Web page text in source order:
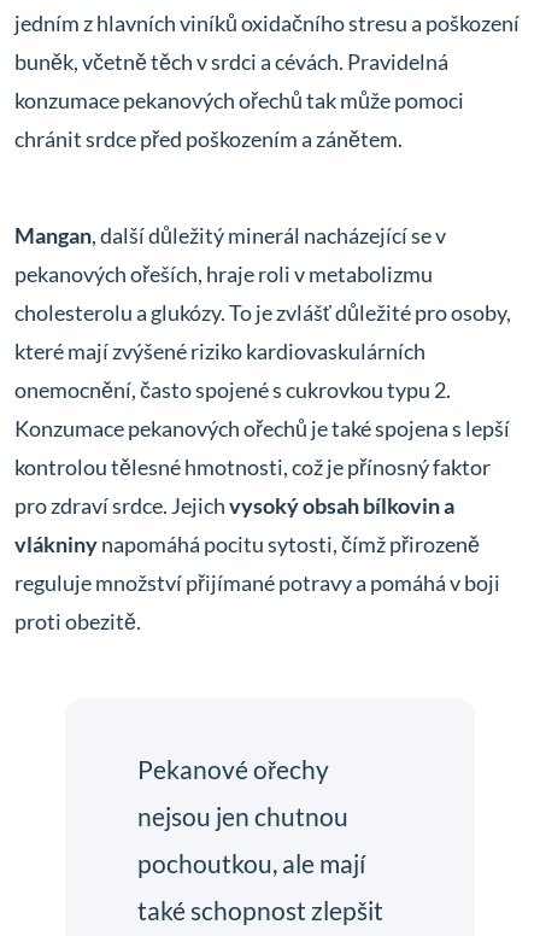
jedním z hlavních viníků oxidačního stresu a poškození
buněk, včetně těch v srdci a cévách. Pravidelná
konzumace pekanových ořechů tak může pomoci
chránit srdce před poškozením a zánětem.
Mangan, další důležitý minerál nacházející se v
pekanových ořeších, hraje roli v metabolizmu
cholesterolu a glukózy. To je zvlášť důležité pro osoby,
které mají zvýšené riziko kardiovaskulárních
onemocnění, často spojené s cukrovkou typu 2.
Konzumace pekanových ořechů je také spojena s lepší
kontrolou tělesné hmotnosti, což je přínosný faktor
pro zdraví srdce. Jejichvysoký obsah bílkovin a
vlákninynapomáhá pocitu sytosti, čímž přirozeně
reguluje množství přijímané potravy a pomáhá v boji
proti obezitě.
Pekanové ořechy
nejsou jen chutnou
pochoutkou, ale mají
také schopnost zlepšit